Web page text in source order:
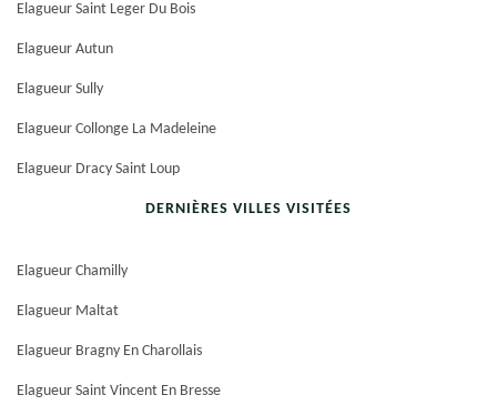
Elagueur Saint Leger Du Bois
Elagueur Autun
Elagueur Sully
Elagueur Collonge La Madeleine
Elagueur Dracy Saint Loup
DERNIÈRES VILLES VISITÉES
Elagueur Chamilly
Elagueur Maltat
Elagueur Bragny En Charollais
Elagueur Saint Vincent En Bresse